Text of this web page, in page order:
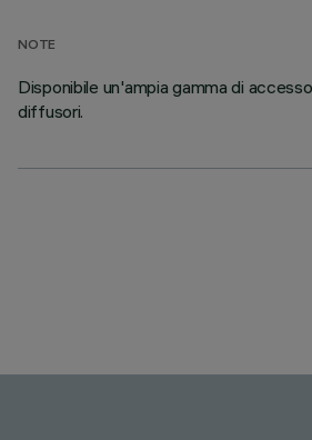
NOTE
Disponibile un'ampia gamma di
diffusori.